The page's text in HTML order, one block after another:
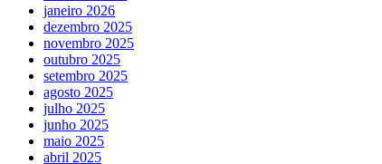
janeiro 2026
dezembro 2025
novembro 2025
outubro 2025
setembro 2025
agosto 2025
julho 2025
junho 2025
maio 2025
abril 2025